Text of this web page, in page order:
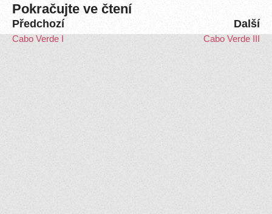
Pokračujte ve čtení
Další
Cabo Verde III
Předchozí
Cabo Verde I